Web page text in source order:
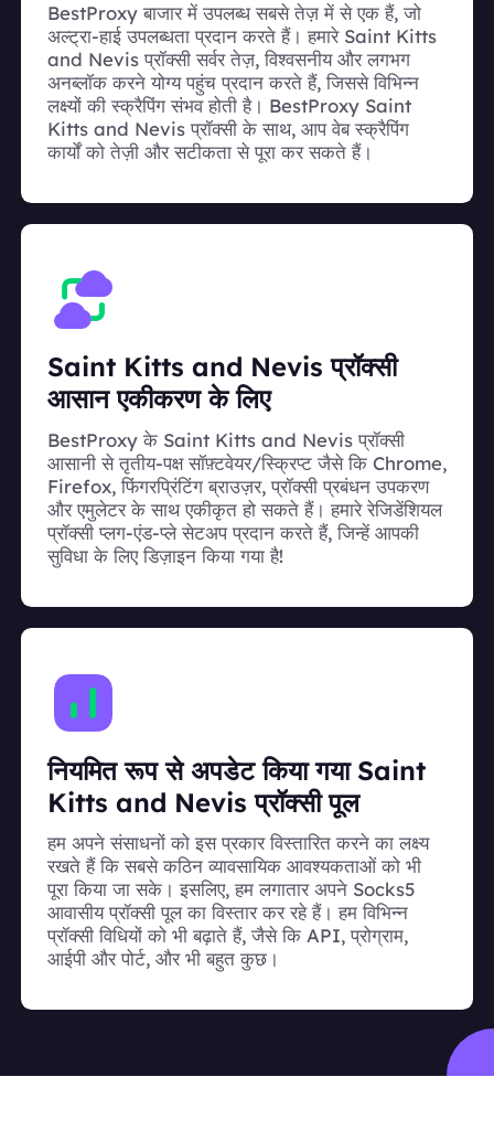
BestProxy बाजार में उपलब्ध सबसे तेज़ में से एक हैं, जो
अल्ट्रा-हाई उपलब्धता प्रदान करते हैं। हमारे Saint Kitts
and Nevis प्रॉक्सी सर्वर तेज़, विश्वसनीय और लगभग
अनब्लॉक करने योग्य पहुंच प्रदान करते हैं, जिससे विभिन्न
लक्ष्यों की स्क्रैपिंग संभव होती है। BestProxy Saint
Kitts and Nevis प्रॉक्सी के साथ, आप वेब स्क्रैपिंग
कार्यों को तेज़ी और सटीकता से पूरा कर सकते हैं।
Saint Kitts and Nevis प्रॉक्सी
आसान एकीकरण के लिए
BestProxy के Saint Kitts and Nevis प्रॉक्सी
आसानी से तृतीय-पक्ष सॉफ़्टवेयर/स्क्रिप्ट जैसे कि Chrome,
Firefox, फिंगरप्रिंटिंग ब्राउज़र, प्रॉक्सी प्रबंधन उपकरण
और एमुलेटर के साथ एकीकृत हो सकते हैं। हमारे रेजिडेंशियल
प्रॉक्सी प्लग-एंड-प्ले सेटअप प्रदान करते हैं, जिन्हें आपकी
सुविधा के लिए डिज़ाइन किया गया है!
नियमित रूप से अपडेट किया गया Saint
Kitts and Nevis प्रॉक्सी पूल
हम अपने संसाधनों को इस प्रकार विस्तारित करने का लक्ष्य
रखते हैं कि सबसे कठिन व्यावसायिक आवश्यकताओं को भी
पूरा किया जा सके। इसलिए, हम लगातार अपने Socks5
आवासीय प्रॉक्सी पूल का विस्तार कर रहे हैं। हम विभिन्न
प्रॉक्सी विधियों को भी बढ़ाते हैं, जैसे कि API, प्रोग्राम,
आईपी और पोर्ट, और भी बहुत कुछ।